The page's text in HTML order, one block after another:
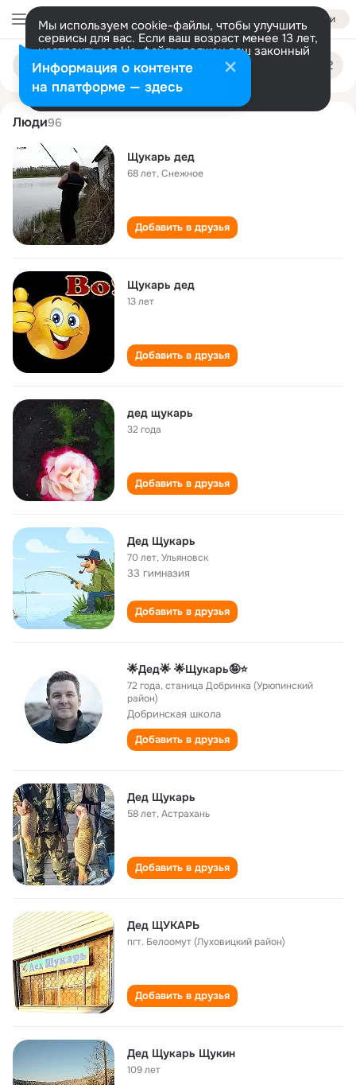
Войти
Мы используем cookie-файлы, чтобы улучшить
сервисы для вас. Если ваш возраст менее 13 лет,
настроить cookie-файлы должен ваш законный
представитель. Больше информации
Разрешить все Настроить
Поиск
людям
ded schukar
Люди96
Щукарь дед
68 лет,Снежное
Добавить в друзья
Щукарь дед
13 лет
Добавить в друзья
дед щукарь
32 года
Добавить в друзья
Дед Щукарь
70 лет,Ульяновск
33 гимназия
Добавить в друзья
🌟Дед🌟 🌟Щукарь🤪⭐
72 года,станица Добринка (Урюпинский
район)
Добринская школа
Добавить в друзья
Дед Щукарь
58 лет,Астрахань
Добавить в друзья
Дед ЩУКАРЬ
пгт. Белоомут (Луховицкий район)
Добавить в друзья
Дед Щукарь Щукин
109 лет
Информация о контенте
на платформе — здесь